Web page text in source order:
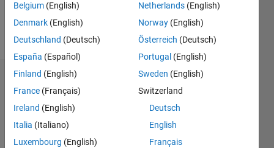
Follow
Dashboard
Statistics
M…
Belgium (English)
Denmark (English)
Deutschland (Deutsch)
España (Español)
Finland (English)
France (Français)
Ireland (English)
Italia (Italiano)
Luxembourg (English)
Netherlands (English)
Norway (English)
Österreich (Deutsch)
Portugal (English)
Sweden (English)
Switzerland
Deutsch
English
Français